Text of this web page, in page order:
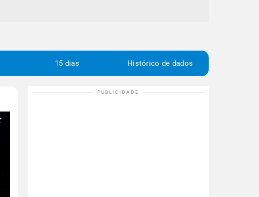
15 dias Histórico de dados